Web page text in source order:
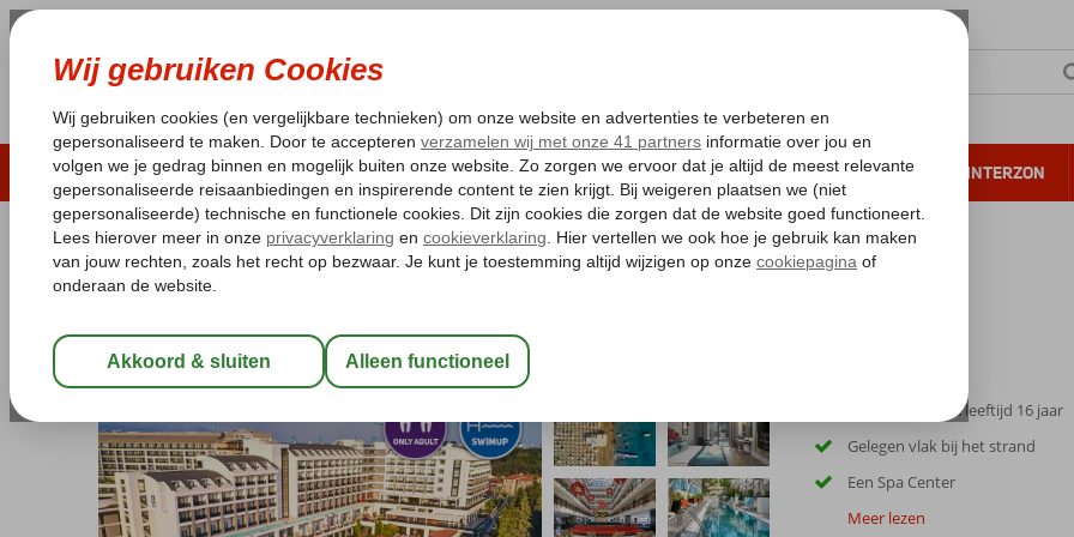
LAST MINUTE ZOMER 2026 ZONVAKANTIE VERRE REIZEN ALL INCLUSIVE WINTERZON
Pakketgarantie Laagsteprijsgarantie* Gratis annuleren*
Home
Turkije Turkse Riviera
Seaden Valentine Resort & Spa
Ultra All Inclusive-Hotel
Only Adult; min. leeftijd 16 jaar
Gelegen vlak bij het strand
Een Spa Center
Meer lezen